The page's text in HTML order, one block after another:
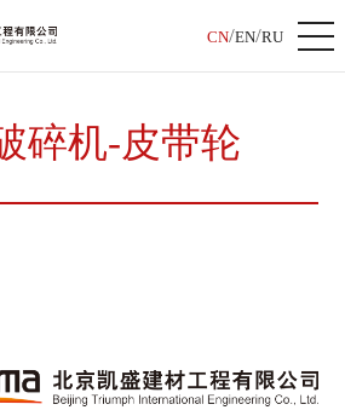
CN/EN/RU
碎机-皮带轮